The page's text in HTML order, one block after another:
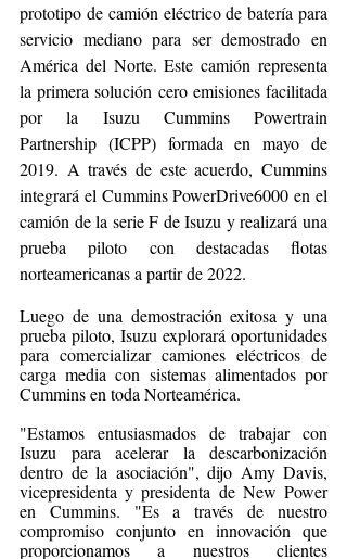
prototipo de camión eléctrico de batería para
servicio mediano para ser demostrado en
América del Norte. Este camión representa
la primera solución cero emisiones facilitada
por la Isuzu Cummins Powertrain
Partnership (ICPP) formada en mayo de
2019. A través de este acuerdo, Cummins
integrará el Cummins PowerDrive6000 en el
camión de la serie F de Isuzu y realizará una
prueba piloto con destacadas flotas
norteamericanas a partir de 2022.
Luego de una demostración exitosa y una
prueba piloto, Isuzu explorará oportunidades
para comercializar camiones eléctricos de
carga media con sistemas alimentados por
Cummins en toda Norteamérica.
"Estamos entusiasmados de trabajar con
Isuzu para acelerar la descarbonización
dentro de la asociación", dijo Amy Davis,
vicepresidenta y presidenta de New Power
en Cummins. "Es a través de nuestro
compromiso conjunto en innovación que
proporcionamos a nuestros clientes